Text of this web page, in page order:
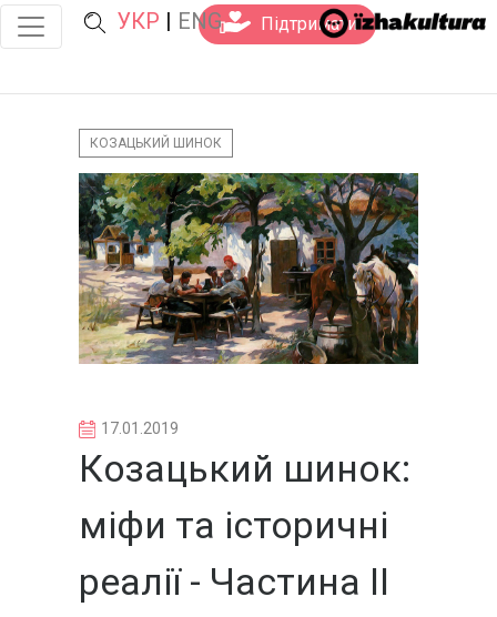
УКР | ENG Підтримати
КОЗАЦЬКИЙ ШИНОК
17.01.2019
Козацький шинок:
міфи та історичні
реалії - Частина ІІ